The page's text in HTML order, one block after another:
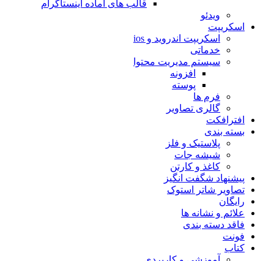
قالب های آماده اینستاگرام
ویدئو
اسکریپت
اسکریپت اندروید و ios
خدماتی
سیستم مدیریت محتوا
افزونه
پوسته
فرم ها
گالری تصاویر
افترافکت
بسته بندی
پلاستیک و فلز
شیشه جات
کاغذ و کارتن
پیشنهاد شگفت انگیز
تصاویر شاتر استوک
رایگان
علائم و نشانه ها
فاقد دسته بندی
فونت
کتاب